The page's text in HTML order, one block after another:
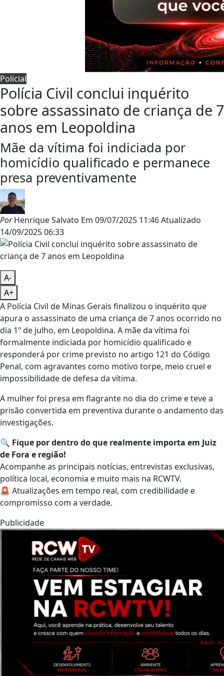
Policial
Polícia Civil conclui inquérito
sobre assassinato de criança de 7
anos em Leopoldina
Mãe da vítima foi indiciada por
homicídio qualificado e permanece
presa preventivamente
PorHenrique Salvato Em 09/07/2025 11:46Atualizado
14/09/2025 06:33
A-
A+
A Polícia Civil de Minas Gerais finalizou o inquérito que
apura o assassinato de uma criança de 7 anos ocorrido no
dia 1º de julho, em Leopoldina. A mãe da vítima foi
formalmente indiciada por homicídio qualificado e
responderá por crime previsto no artigo 121 do Código
Penal, com agravantes como motivo torpe, meio cruel e
impossibilidade de defesa da vítima.
A mulher foi presa em flagrante no dia do crime e teve a
prisão convertida em preventiva durante o andamento das
investigações.
🔍 Fique por dentro do que realmente importa em Juiz
de Fora e região!
Acompanhe as principais notícias, entrevistas exclusivas,
política local, economia e muito mais na RCWTV.
🚨 Atualizações em tempo real, com credibilidade e
compromisso com a verdade.
Publicidade